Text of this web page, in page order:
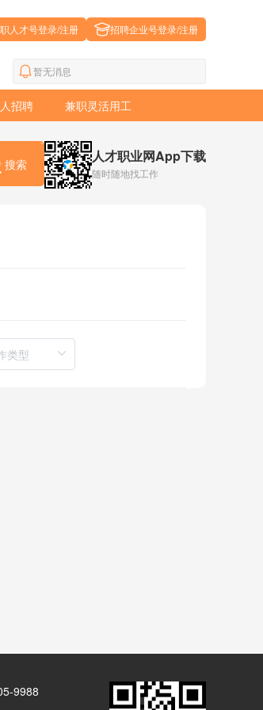
人才号登录/注册 招聘企业号登录/注册
暂无消息
招聘 兼职灵活用工
搜索 人才职业网App下载
随时随地找工作
9988